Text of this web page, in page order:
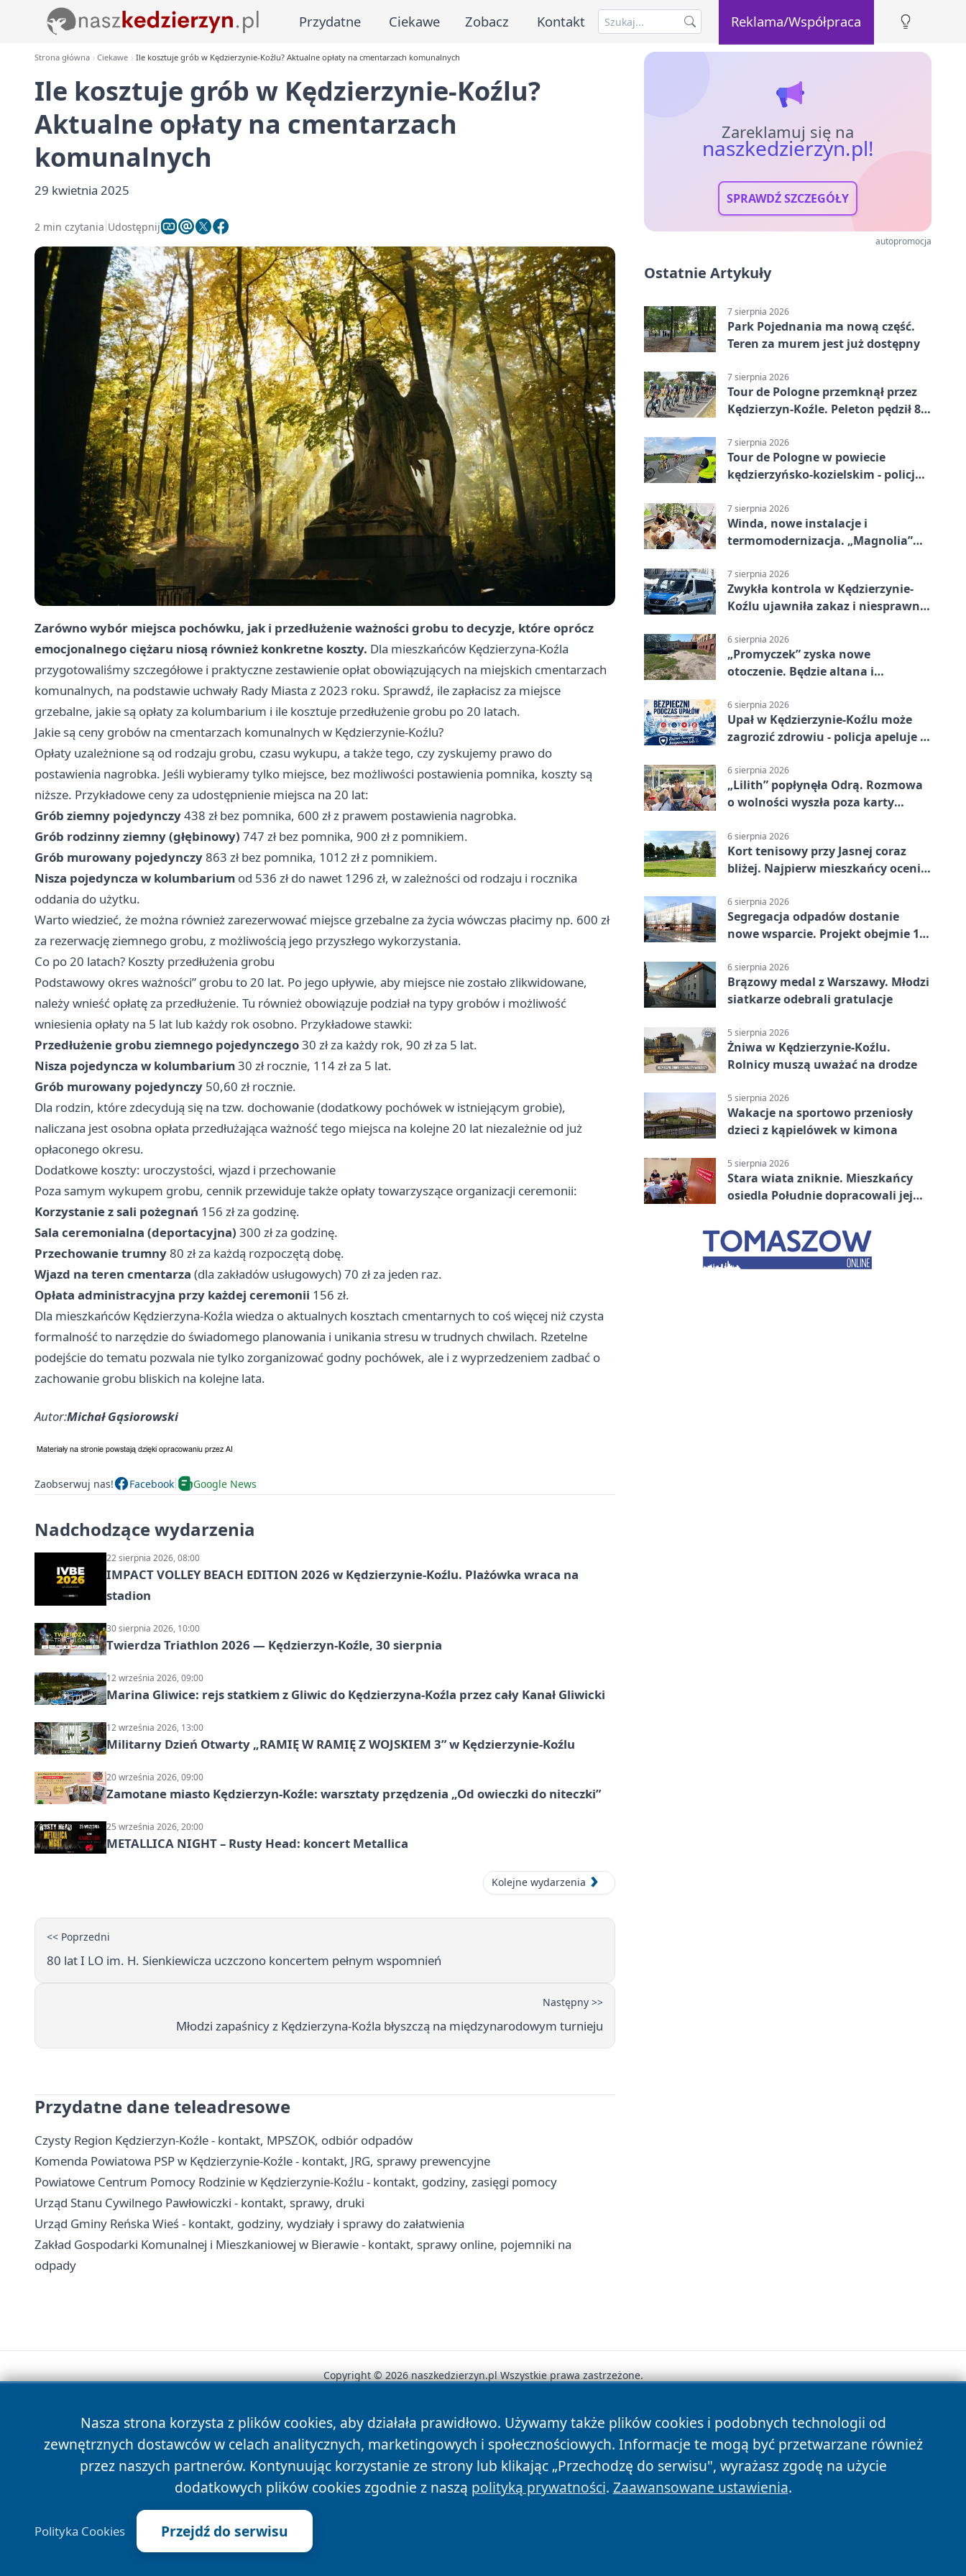
Przydatne Ciekawe Zobacz Kontakt Reklama/Współpraca
Strona główna Ciekawe Ile kosztuje grób w Kędzierzynie-Koźlu? Aktualne opłaty na cmentarzach komunalnych
Ile kosztuje grób w Kędzierzynie-Koźlu?
Aktualne opłaty na cmentarzach
komunalnych
29 kwietnia 2025
2 min czytania Udostępnij
Zarówno wybór miejsca pochówku, jak i przedłużenie ważności grobu to decyzje, które oprócz
emocjonalnego ciężaru niosą również konkretne koszty. Dla mieszkańców Kędzierzyna-Koźla
przygotowaliśmy szczegółowe i praktyczne zestawienie opłat obowiązujących na miejskich cmentarzach
komunalnych, na podstawie uchwały Rady Miasta z 2023 roku. Sprawdź, ile zapłacisz za miejsce
grzebalne, jakie są opłaty za kolumbarium i ile kosztuje przedłużenie grobu po 20 latach.
Jakie są ceny grobów na cmentarzach komunalnych w Kędzierzynie-Koźlu?
Opłaty uzależnione są od rodzaju grobu, czasu wykupu, a także tego, czy zyskujemy prawo do
postawienia nagrobka. Jeśli wybieramy tylko miejsce, bez możliwości postawienia pomnika, koszty są
niższe. Przykładowe ceny za udostępnienie miejsca na 20 lat:
Grób ziemny pojedynczy438 zł bez pomnika, 600 zł z prawem postawienia nagrobka.
Grób rodzinny ziemny (głębinowy) 747 zł bez pomnika, 900 zł z pomnikiem.
Grób murowany pojedynczy863 zł bez pomnika, 1012 zł z pomnikiem.
Nisza pojedyncza w kolumbarium od 536 zł do nawet 1296 zł, w zależności od rodzaju i rocznika
oddania do użytku.
Warto wiedzieć, że można również zarezerwować miejsce grzebalne za życia wówczas płacimy np. 600 zł
za rezerwację ziemnego grobu, z możliwością jego przyszłego wykorzystania.
Co po 20 latach? Koszty przedłużenia grobu
Podstawowy okres ważności” grobu to 20 lat. Po jego upływie, aby miejsce nie zostało zlikwidowane,
należy wnieść opłatę za przedłużenie. Tu również obowiązuje podział na typy grobów i możliwość
wniesienia opłaty na 5 lat lub każdy rok osobno. Przykładowe stawki:
Przedłużenie grobu ziemnego pojedynczego30 zł za każdy rok, 90 zł za 5 lat.
Nisza pojedyncza w kolumbarium30 zł rocznie, 114 zł za 5 lat.
Grób murowany pojedynczy 50,60 zł rocznie.
Dla rodzin, które zdecydują się na tzw. dochowanie (dodatkowy pochówek w istniejącym grobie),
naliczana jest osobna opłata przedłużająca ważność tego miejsca na kolejne 20 lat niezależnie od już
opłaconego okresu.
Dodatkowe koszty: uroczystości, wjazd i przechowanie
Poza samym wykupem grobu, cennik przewiduje także opłaty towarzyszące organizacji ceremonii:
Korzystanie z sali pożegnań 156 zł za godzinę.
Sala ceremonialna (deportacyjna) 300 zł za godzinę.
Przechowanie trumny80 zł za każdą rozpoczętą dobę.
Wjazd na teren cmentarza (dla zakładów usługowych) 70 zł za jeden raz.
Opłata administracyjna przy każdej ceremonii 156 zł.
Dla mieszkańców Kędzierzyna-Koźla wiedza o aktualnych kosztach cmentarnych to coś więcej niż czysta
formalność to narzędzie do świadomego planowania i unikania stresu w trudnych chwilach. Rzetelne
podejście do tematu pozwala nie tylko zorganizować godny pochówek, ale i z wyprzedzeniem zadbać o
zachowanie grobu bliskich na kolejne lata.
Autor:Michał Gąsiorowski
Zaobserwuj nas! Facebook Google News
Nadchodzące wydarzenia
22 sierpnia 2026, 08:00
IMPACT VOLLEY BEACH EDITION 2026 w Kędzierzynie-Koźlu. Plażówka wraca na
stadion
30 sierpnia 2026, 10:00
Twierdza Triathlon 2026 — Kędzierzyn-Koźle, 30 sierpnia
12 września 2026, 09:00
Marina Gliwice: rejs statkiem z Gliwic do Kędzierzyna-Koźla przez cały Kanał Gliwicki
12 września 2026, 13:00
Militarny Dzień Otwarty „RAMIĘ W RAMIĘ Z WOJSKIEM 3” w Kędzierzynie-Koźlu
20 września 2026, 09:00
Zamotane miasto Kędzierzyn-Koźle: warsztaty przędzenia „Od owieczki do niteczki”
25 września 2026, 20:00
METALLICA NIGHT – Rusty Head: koncert Metallica
Kolejne wydarzenia
<< Poprzedni
80 lat I LO im. H. Sienkiewicza uczczono koncertem pełnym wspomnień
Następny >>
Młodzi zapaśnicy z Kędzierzyna-Koźla błyszczą na międzynarodowym turnieju
Przydatne dane teleadresowe
Czysty Region Kędzierzyn-Koźle - kontakt, MPSZOK, odbiór odpadów
Komenda Powiatowa PSP w Kędzierzynie-Koźle - kontakt, JRG, sprawy prewencyjne
Powiatowe Centrum Pomocy Rodzinie w Kędzierzynie-Koźlu - kontakt, godziny, zasięgi pomocy
Urząd Stanu Cywilnego Pawłowiczki - kontakt, sprawy, druki
Urząd Gminy Reńska Wieś - kontakt, godziny, wydziały i sprawy do załatwienia
Zakład Gospodarki Komunalnej i Mieszkaniowej w Bierawie - kontakt, sprawy online, pojemniki na
odpady
Zareklamuj się na
naszkedzierzyn.pl!
SPRAWDŹ SZCZEGÓŁY
autopromocja
Ostatnie Artykuły
7 sierpnia 2026
Park Pojednania ma nową część.
Teren za murem jest już dostępny
7 sierpnia 2026
Tour de Pologne przemknął przez
Kędzierzyn-Koźle. Peleton pędził 80
7 sierpnia 2026
Tour de Pologne w powiecie
kędzierzyńsko-kozielskim - policja
7 sierpnia 2026
Winda, nowe instalacje i
termomodernizacja. „Magnolia”
7 sierpnia 2026
Zwykła kontrola w Kędzierzynie-
Koźlu ujawniła zakaz i niesprawne
6 sierpnia 2026
„Promyczek” zyska nowe
otoczenie. Będzie altana i
6 sierpnia 2026
Upał w Kędzierzynie-Koźlu może
zagrozić zdrowiu - policja apeluje o
6 sierpnia 2026
„Lilith” popłynęła Odrą. Rozmowa
o wolności wyszła poza karty
6 sierpnia 2026
Kort tenisowy przy Jasnej coraz
bliżej. Najpierw mieszkańcy ocenią
6 sierpnia 2026
Segregacja odpadów dostanie
nowe wsparcie. Projekt obejmie 15
6 sierpnia 2026
Brązowy medal z Warszawy. Młodzi
siatkarze odebrali gratulacje
5 sierpnia 2026
Żniwa w Kędzierzynie-Koźlu.
Rolnicy muszą uważać na drodze
5 sierpnia 2026
Wakacje na sportowo przeniosły
dzieci z kąpielówek w kimona
5 sierpnia 2026
Stara wiata zniknie. Mieszkańcy
osiedla Południe dopracowali jej
Nasza strona korzysta z plików cookies, aby działała prawidłowo. Używamy także plików cookies i podobnych technologii od
zewnętrznych dostawców w celach analitycznych, marketingowych i społecznościowych. Informacje te mogą być przetwarzane również
przez naszych partnerów. Kontynuując korzystanie ze strony lub klikając „Przechodzę do serwisu", wyrażasz zgodę na użycie
dodatkowych plików cookies zgodnie z naszą polityką prywatności. Zaawansowane ustawienia.
Polityka Cookies Przejdź do serwisu
Copyright © 2026 naszkedzierzyn.pl Wszystkie prawa zastrzeżone.
News Autorzy Polityka Prywatności Polityka Cookies